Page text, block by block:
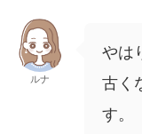
ルナ
やは
古く
す。